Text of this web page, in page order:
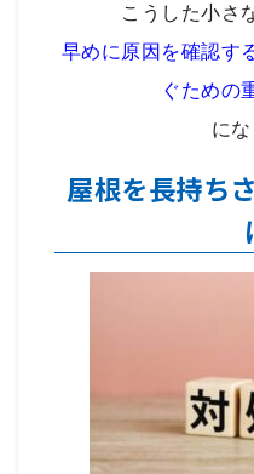
こうした小さ
早めに原因を確認す
ぐための
にな
屋根を長持ち